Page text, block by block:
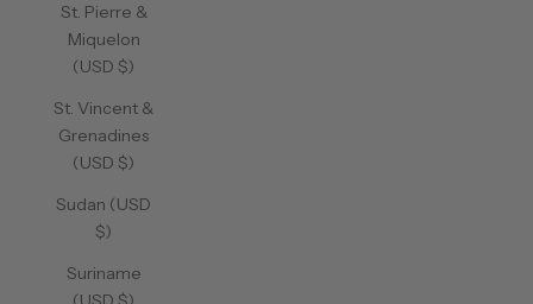
St. Pierre &
Miquelon
(USD $)
St. Vincent &
Grenadines
(USD $)
Sudan (USD
$)
Suriname